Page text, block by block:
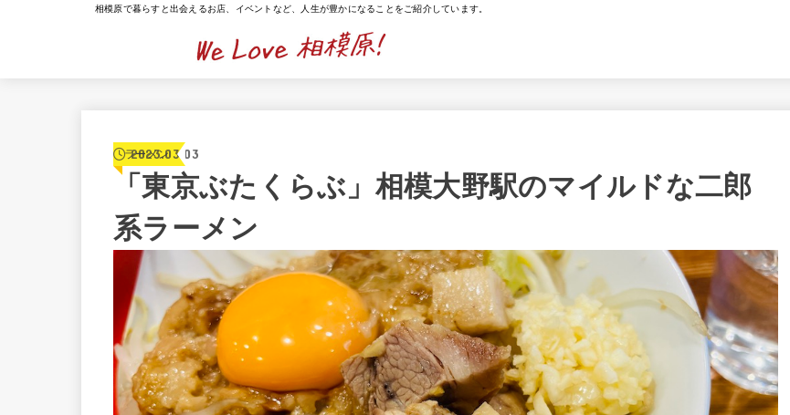
相模原で暮らすと出会えるお店、イベントなど、人生が豊かになることをご紹介しています。
ラーメン
2023.03.03
「東京ぶたくらぶ」相模大野駅のマイルドな二郎
系ラーメン